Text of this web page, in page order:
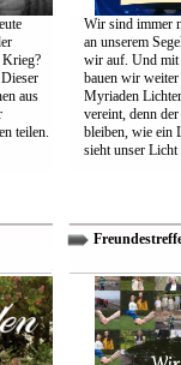
Krieg?
aus
teilen.
Wir sind immer
an unserem
wir auf. Und mit
bauen wir
Myriaden
vereint, denn
bleiben, wie ein
sieht unser